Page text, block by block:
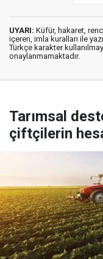
UYARI: Küfür, hakaret,
içeren, imla kuralları ile
Türkçe karakter
onaylanmamaktadır.
Tarımsal
çiftçilerin